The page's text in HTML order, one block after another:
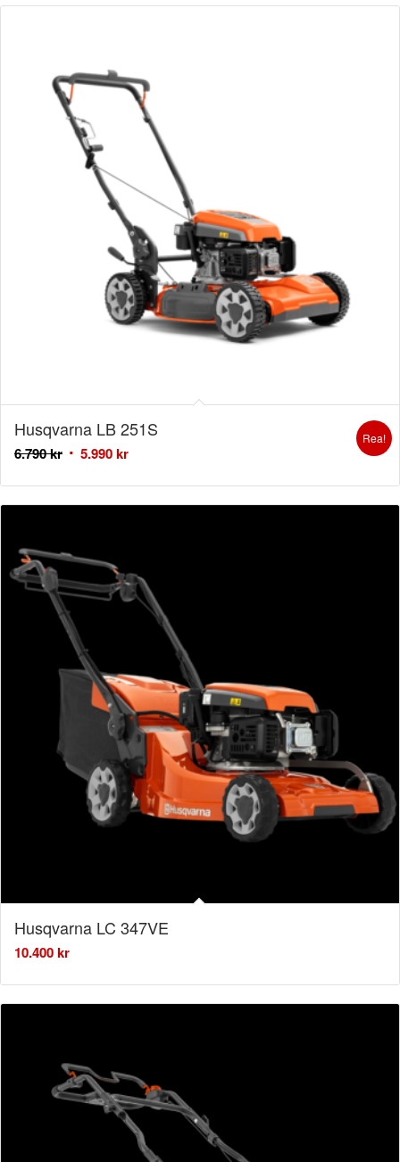
Husqvarna LB 251S
6.790kr 5.990kr
Rea!
Husqvarna LC 347VE
10.400kr